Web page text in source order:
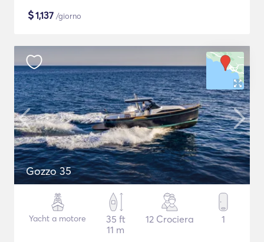
$1,137 /giorno
Gozzo 35
Yacht a motore
35 ft
11 m
12 Crociera 1